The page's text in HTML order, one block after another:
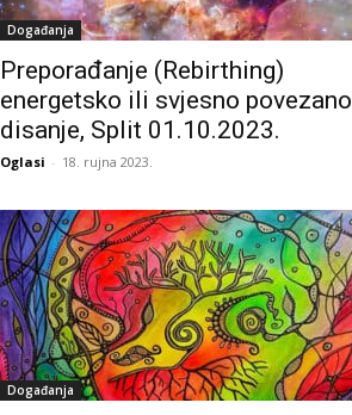
Događanja
Preporađanje (Rebirthing)
energetsko ili svjesno povezano
disanje, Split 01.10.2023.
Oglasi - 18. rujna 2023.
Događanja